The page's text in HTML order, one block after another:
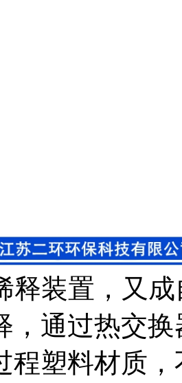
释装置，又
，通过热交
程塑料材质